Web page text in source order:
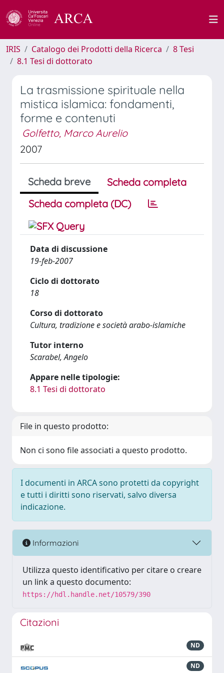
IRIS Catalogo dei Prodotti della Ricerca
8 Tesi
8.1 Tesi di dottorato
La trasmissione spirituale nella
mistica islamica: fondamenti,
forme e contenuti
Golfetto, Marco Aurelio
2007
Scheda breve
Scheda completa
Scheda completa (DC)
Data di discussione
19-feb-2007
Ciclo di dottorato
18
Corso di dottorato
Cultura, tradizione e società arabo-islamiche
Tutor interno
Scarabel, Angelo
Appare nelle tipologie:
8.1 Tesi di dottorato
File in questo prodotto:
Non ci sono file associati a questo prodotto.
I documenti in ARCA sono protetti da copyright
e tutti i diritti sono riservati, salvo diversa
indicazione.
Informazioni
Utilizza questo identificativo per citare o creare
un link a questo documento:
https://hdl.handle.net/10579/390
Citazioni
ND
ND